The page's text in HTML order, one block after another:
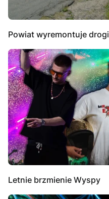
Powiat wyremontuje drogi
Letnie brzmienie Wyspy